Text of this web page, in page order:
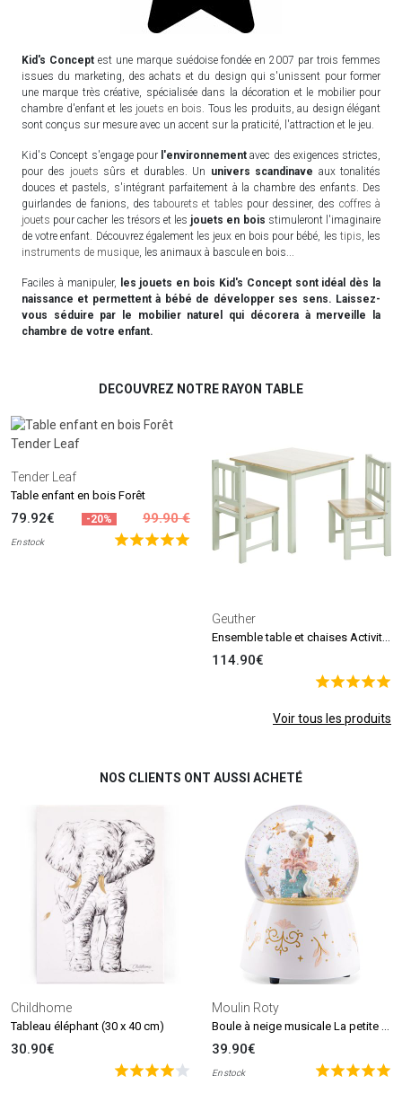
Kid's Conceptest une marque suédoise fondée en 2007 par trois femmes
issues du marketing, des achats et du design qui s'unissent pour former
une marque très créative, spécialisée dans la décoration et le mobilier pour
chambre d'enfant et les jouets en bois . Tous les produits, au design élégant
sont conçus sur mesure avec un accent sur la praticité, l'attraction et le jeu.
Kid's Concept s'engage pour l'environnement avec des exigences strictes,
pour des jouets sûrs et durables. Un univers scandinave aux tonalités
douces et pastels, s'intégrant parfaitement à la chambre des enfants. Des
guirlandes de fanions, destabourets et tables pour dessiner, des coffres à
jouets pour cacher les trésors et les jouets en bois stimuleront l'imaginaire
de votre enfant. Découvrez également les jeux en bois pour bébé, les tipis , les
instruments de musique , les animaux à bascule en bois...
Faciles à manipuler, les jouets en bois Kid's Conceptsont idéal dès la
naissance et permettent à bébé de développer ses sens. Laissez-
vous séduire par le mobilier naturel qui décorera à merveille la
chambre de votre enfant.
DECOUVREZ NOTRE RAYON TABLE
Tender Leaf
Table enfant en bois Forêt
79.92€ -20% 99.90 €
En stock
Geuther
114.90€
Voir tous les produits
NOS CLIENTS ONT AUSSI ACHETÉ
Childhome
Tableau éléphant (30 x 40 cm)
30.90€
Moulin Roty
39.90€
En stock